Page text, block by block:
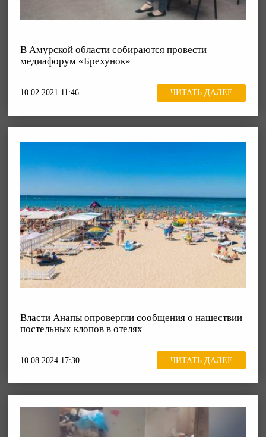
В Амурской области собираются провести
медиафорум «Брехунок»
10.02.2021 11:46 ЧИТАТЬ ДАЛЕЕ
Власти Анапы опровергли сообщения о нашествии
постельных клопов в отелях
10.08.2024 17:30 ЧИТАТЬ ДАЛЕЕ